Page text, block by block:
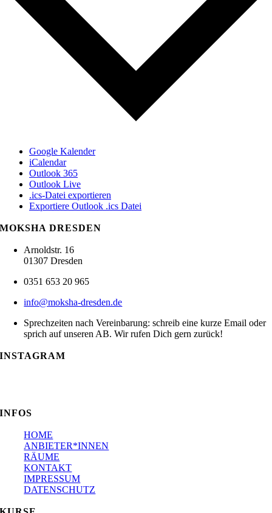
Google Kalender
iCalendar
Outlook 365
Outlook Live
.ics-Datei exportieren
Exportiere Outlook .ics Datei
MOKSHA DRESDEN
Arnoldstr. 16
01307 Dresden
0351 653 20 965
info@moksha-dresden.de
Sprechzeiten nach Vereinbarung: schreib eine kurze Email oder
sprich auf unseren AB. Wir rufen Dich gern zurück!
INSTAGRAM
INFOS
HOME
ANBIETER*INNEN
RÄUME
KONTAKT
IMPRESSUM
DATENSCHUTZ